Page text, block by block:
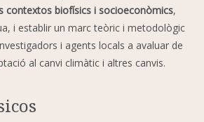
contextos biofísics i socioeconòmics,
i establir un marc teòric i metodològic
i agents locals a avaluar de
al canvi climàtic i altres canvis.